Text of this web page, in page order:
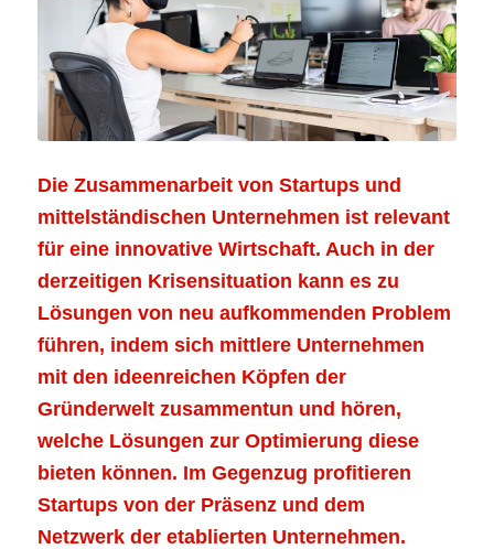
Die Zusammenarbeit von Startups und
mittelständischen Unternehmen ist relevant
für eine innovative Wirtschaft. Auch in der
derzeitigen Krisensituation kann es zu
Lösungen von neu aufkommenden Problem
führen, indem sich mittlere Unternehmen
mit den ideenreichen Köpfen der
Gründerwelt zusammentun und hören,
welche Lösungen zur Optimierung diese
bieten können. Im Gegenzug profitieren
Startups von der Präsenz und dem
Netzwerk der etablierten Unternehmen.